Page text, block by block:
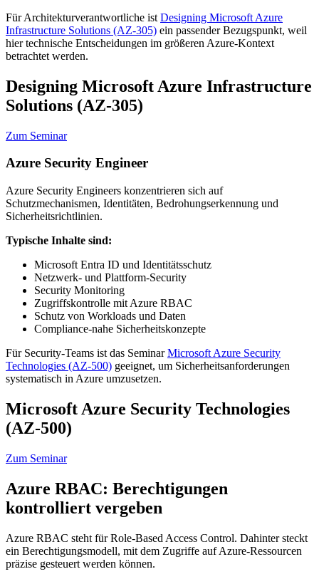
Für Architekturverantwortliche ist Designing Microsoft Azure
Infrastructure Solutions (AZ-305) ein passender Bezugspunkt, weil
hier technische Entscheidungen im größeren Azure-Kontext
betrachtet werden.
Designing Microsoft Azure Infrastructure
Solutions (AZ-305)
Zum Seminar
Azure Security Engineer
Azure Security Engineers konzentrieren sich auf
Schutzmechanismen, Identitäten, Bedrohungserkennung und
Sicherheitsrichtlinien.
Typische Inhalte sind:
Microsoft Entra ID und Identitätsschutz
Netzwerk- und Plattform-Security
Security Monitoring
Zugriffskontrolle mit Azure RBAC
Schutz von Workloads und Daten
Compliance-nahe Sicherheitskonzepte
Für Security-Teams ist das SeminarMicrosoft Azure Security
Technologies (AZ-500) geeignet, um Sicherheitsanforderungen
systematisch in Azure umzusetzen.
Microsoft Azure Security Technologies
(AZ-500)
Zum Seminar
Azure RBAC: Berechtigungen
kontrolliert vergeben
Azure RBAC steht für Role-Based Access Control. Dahinter steckt
ein Berechtigungsmodell, mit dem Zugriffe auf Azure-Ressourcen
präzise gesteuert werden können.